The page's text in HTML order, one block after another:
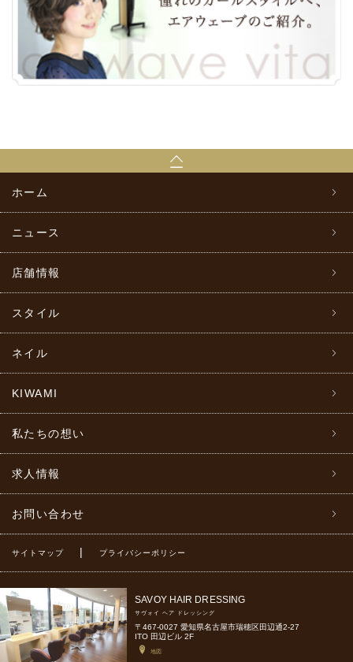
ホーム
ニュース
店舗情報
スタイル
ネイル
KIWAMI
私たちの想い
求人情報
お問い合わせ
サイトマップ | プライバシーポリシー
SAVOY HAIR DRESSING
サヴォイ ヘア ドレッシング
〒467-0027 愛知県名古屋市瑞穂区田辺通2-27
ITO 田辺ビル 2F
地図